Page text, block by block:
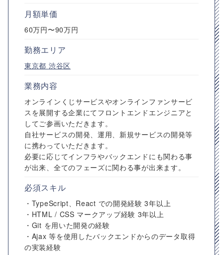
月額単価
60万円〜90万円
勤務エリア
東京都 渋谷区
業務内容
オンラインくじサービスやオンラインファンサービ
スを展開する企業にてフロントエンドエンジニアと
してご参画いただきます。
自社サービスの開発、運用、新規サービスの開発等
に携わっていただきます。
必要に応じてインフラやバックエンドにも関わる事
が出来、全てのフェーズに関わる事が出来ます。
必須スキル
・TypeScript、React での開発経験 3年以上
・HTML / CSS マークアップ経験 3年以上
・Git を用いた開発の経験
・Ajax 等を使用したバックエンドからのデータ取得
の実装経験